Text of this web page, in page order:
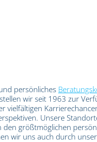
persönliches
wir seit 1963 zur
vielfältigen
Unsere
größtmöglichen
wir uns auch durch